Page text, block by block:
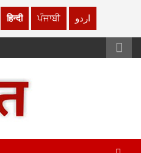
हिन्दी ਪੰਜਾਬੀ اردو